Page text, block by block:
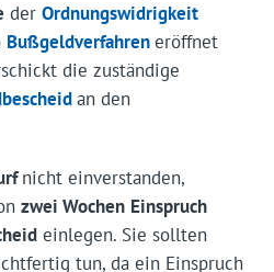
der Ordnungswidrigkeit
Bußgeldverfahreneröffnet
die zuständige
an den
nicht einverstanden,
zwei Wochen Einspruch
einlegen. Sie sollten
tun, da ein Einspruch